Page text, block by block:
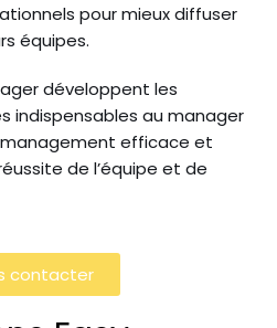
pour mieux diffuser
équipes.
développent les
indispensables au manager
efficace et
de l’équipe et de
contacter